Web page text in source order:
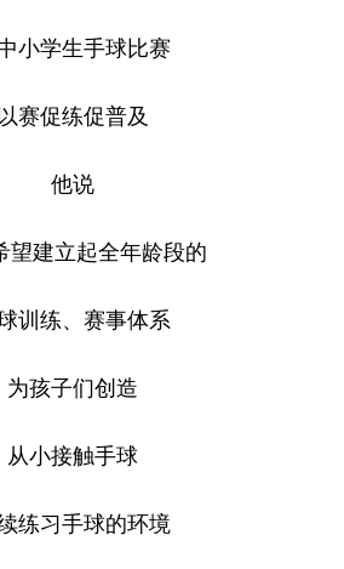
小学生手球比赛
赛促练促普及
他说
望建立起全年龄段的
训练、赛事体系
为孩子们创造
从小接触手球
练习手球的环境